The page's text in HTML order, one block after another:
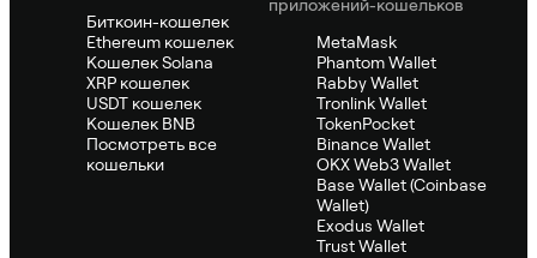
Биткоин-кошелек
Ethereum кошелек
Кошелек Solana
XRP кошелек
USDT кошелек
Кошелек BNB
Посмотреть все
кошельки
приложений-кошельков
MetaMask
Phantom Wallet
Rabby Wallet
Tronlink Wallet
TokenPocket
Binance Wallet
OKX Web3 Wallet
Base Wallet (Coinbase
Wallet)
Exodus Wallet
Trust Wallet